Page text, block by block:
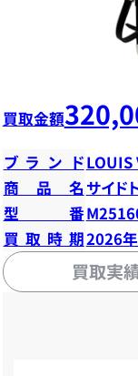
買取金額
ブランドLOUIS
商品名 サイド
型番
買取時期2026
買取実